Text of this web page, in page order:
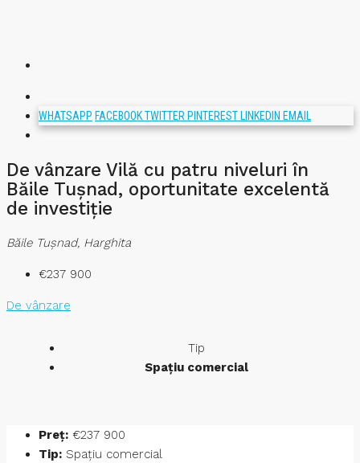
WHATSAPP FACEBOOKTWITTER PINTEREST LINKEDIN EMAIL
De vânzare Vilă cu patru niveluri în
Băile Tușnad, oportunitate excelentă
de investiție
Băile Tuşnad, Harghita
€237 900
De vânzare
Tip
Spațiu comercial
Preț: €237 900
Tip: Spațiu comercial